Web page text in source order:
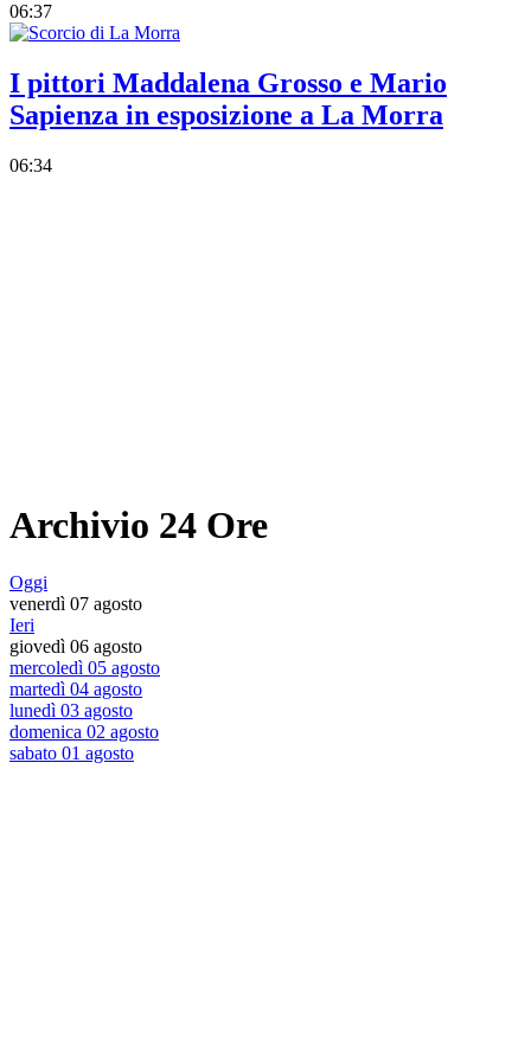
06:37
I pittori Maddalena Grosso e Mario
Sapienza in esposizione a La Morra
06:34
Archivio 24 Ore
Oggi
venerdì 07 agosto
Ieri
giovedì 06 agosto
mercoledì 05 agosto
martedì 04 agosto
lunedì 03 agosto
domenica 02 agosto
sabato 01 agosto